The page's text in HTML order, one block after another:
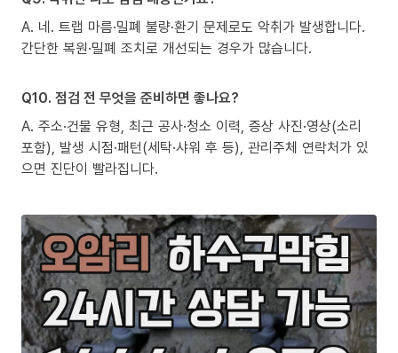
A. 네. 트랩 마름·밀폐 불량·환기 문제로도 악취가 발생합니다.
간단한 복원·밀폐 조치로 개선되는 경우가 많습니다.
Q10. 점검 전 무엇을 준비하면 좋나요?
A. 주소·건물 유형, 최근 공사·청소 이력, 증상 사진·영상(소리
포함), 발생 시점·패턴(세탁·샤워 후 등), 관리주체 연락처가 있
으면 진단이 빨라집니다.